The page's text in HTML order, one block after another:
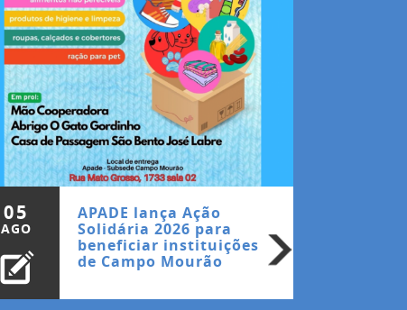
05
AGO
APADE lança Ação
Solidária 2026 para
beneficiar instituições
de Campo Mourão